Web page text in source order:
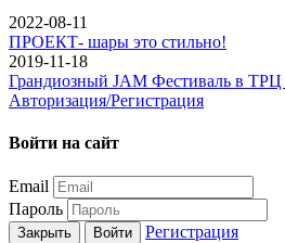
2022-08-11
ПРОЕКТ- шары это стильно!
2019-11-18
Грандиозный JAM Фестиваль в
Авторизация/Регистрация
Войти на сайт
Email
Пароль
Закрыть Войти Регистрация